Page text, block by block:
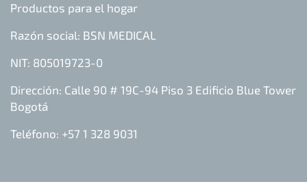
Productos para el hogar
Razón social: BSN MEDICAL
NIT: 805019723-0
Dirección: Calle 90 # 19C-94 Piso 3 Edificio Blue Tower
Bogotá
Teléfono: +57 1 328 9031